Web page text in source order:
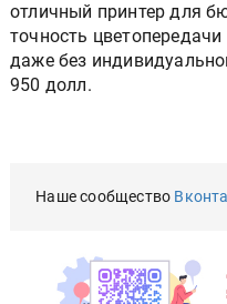
отличный принтер для
точность
даже без
950 долл.
Наше сообщество